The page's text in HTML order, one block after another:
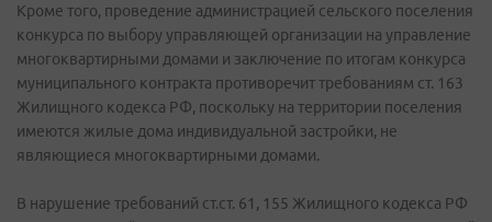
Кроме того, проведение администрацией сельского поселения
конкурса по выбору управляющей организации на управление
многоквартирными домами и заключение по итогам конкурса
муниципального контракта противоречит требованиям ст. 163
Жилищного кодекса РФ, поскольку на территории поселения
имеются жилые дома индивидуальной застройки, не
являющиеся многоквартирными домами.
В нарушение требований ст.ст. 61, 155 Жилищного кодекса РФ